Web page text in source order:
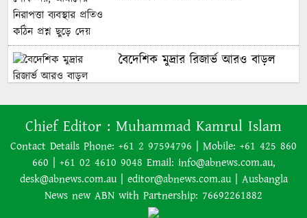
অস্ট্রেলিয়াকে ২-০ গোলে হারিয়েছে
যুক্তরাষ্ট্র
হ্যাটট্রিকের রাতেই ২০৩০ বিশ্বকাপ নিয়ে
সিদ্ধান্ত জানালেন মেসি
বৈদেশিক মুদ্রার রিজার্ভ আরও বাড়ল
বাংলাদেশের চলচ্চিত্র ‘মুখ ও মুখোশ’
নিউজিল্যান্ডে ৫.৯ মাত্রার শক্তিশালী
ভূমিকম্প
Chief Editor : Muhammad Kamrul Islam
Contact Details Phone: +61 2 97594796 | Mobile: +61 425 860
660 | +61 02 4610 9048 Email: info@abnews.com.au,
desk@abnews.com.au | editor@abnews.com.au | Ausbangla
News new ABN with Partnership: 76692261882